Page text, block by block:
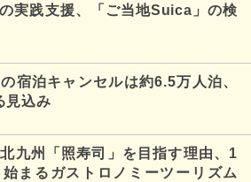
実践支援、「ご当地Suica」の検
宿泊キャンセルは約6.5万人泊、
見込み
九州「照寿司」を目指す理由、1
まるガストロノミーツーリズム